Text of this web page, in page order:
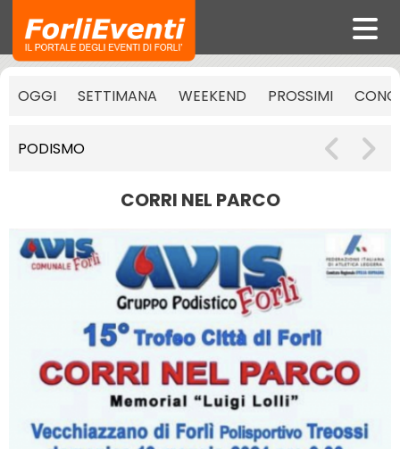
OGGI SETTIMANA WEEKEND PROSSIMI
PODISMO
CORRI NEL PARCO